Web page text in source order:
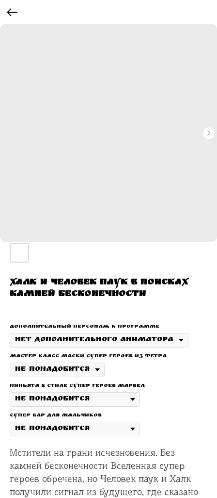
Халк и Человек Паук в поисках
камней бесконечности
дополнительный персонаж к программе
Мастер класс маски супер героев из фетра
Пиньята в стиле супер героев Марвел
Супер бар для мальчиков
Мстители на грани исчезновения. Без
камней бесконечности Вселенная супер
героев обречена, но Человек паук и Халк
получили сигнал из будущего, где сказано